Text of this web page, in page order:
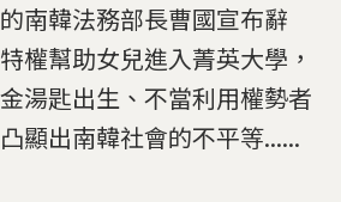
南韓法務部長曹國宣布辭
權幫助女兒進入菁英大學，
湯匙出生、不當利用權勢者
顯出南韓社會的不平等......